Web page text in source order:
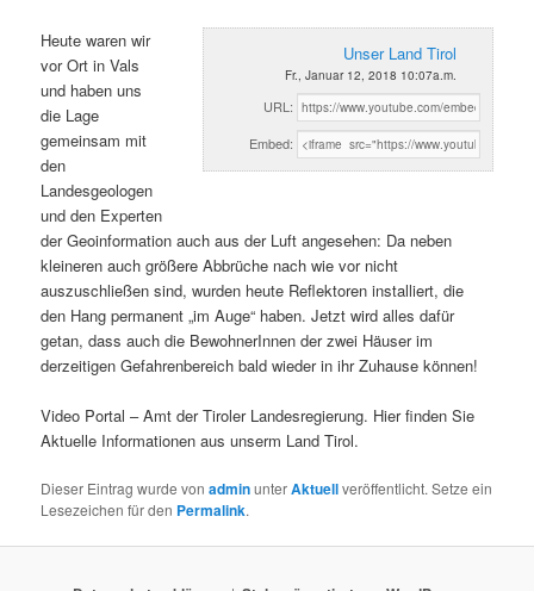
Unser Land Tirol
Fr., Januar 12, 2018 10:07a.m.
URL:
Embed:
Heute waren wir
vor Ort in Vals
und haben uns
die Lage
gemeinsam mit
den
Landesgeologen
und den Experten
der Geoinformation auch aus der Luft angesehen: Da neben
kleineren auch größere Abbrüche nach wie vor nicht
auszuschließen sind, wurden heute Reflektoren installiert, die
den Hang permanent „im Auge“ haben. Jetzt wird alles dafür
getan, dass auch die BewohnerInnen der zwei Häuser im
derzeitigen Gefahrenbereich bald wieder in ihr Zuhause können!
Video Portal – Amt der Tiroler Landesregierung. Hier finden Sie
Aktuelle Informationen aus unserm Land Tirol.
Dieser Eintrag wurde vonadminunterAktuellveröffentlicht. Setze ein
Lesezeichen für den Permalink.